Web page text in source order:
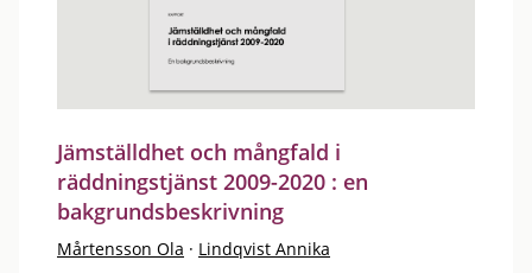
Jämställdhet och mångfald i
räddningstjänst 2009-2020 : en
bakgrundsbeskrivning
Mårtensson Ola · Lindqvist Annika